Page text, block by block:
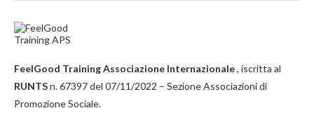
FeelGood Training Associazione Internazionale, iscritta al
RUNTSn. 67397 del 07/11/2022 – Sezione Associazioni di
Promozione Sociale.